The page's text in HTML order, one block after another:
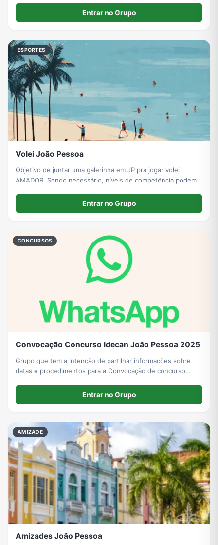
Entrar no Grupo
ESPORTES
Volei João Pessoa
Objetivo de juntar uma galerinha em JP pra jogar volei
AMADOR. Sendo necessário, níveis de competência podem
Entrar no Grupo
CONCURSOS
Convocação Concurso idecan João Pessoa 2025
Grupo que tem a intenção de partilhar informações sobre
datas e procedimentos para a Convocação de concurso
Entrar no Grupo
AMIZADE
Amizades João Pessoa